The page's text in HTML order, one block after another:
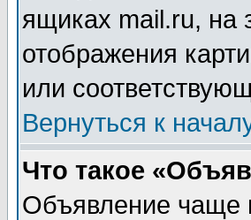
ящиках mail.ru, на
отображения
или
Вернуться к
Что такое
Объявление чаще